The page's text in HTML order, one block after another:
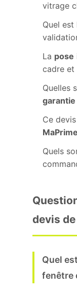
vitrage
Quel est
La pose
cadre et
Quelles
Ce
Quels
devis
Quel
fenêtre